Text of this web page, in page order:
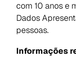
com 10 anos e
Dados
pessoas.
Informações